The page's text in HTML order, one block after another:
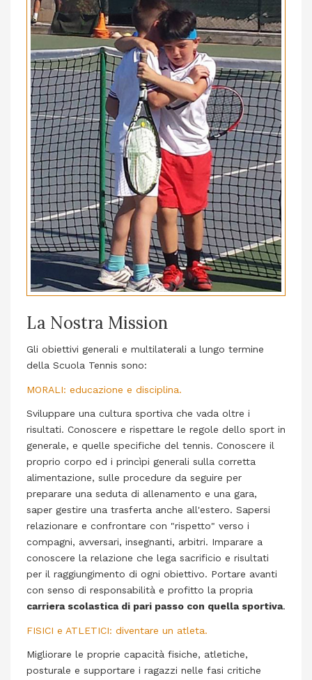
La Nostra Mission
Gli obiettivi generali e multilaterali a lungo termine
della Scuola Tennis sono:
MORALI: educazione e disciplina.
Sviluppare una cultura sportiva che vada oltre i
risultati. Conoscere e rispettare le regole dello sport in
generale, e quelle specifiche del tennis. Conoscere il
proprio corpo ed i princìpi generali sulla corretta
alimentazione, sulle procedure da seguire per
preparare una seduta di allenamento e una gara,
saper gestire una trasferta anche all'estero. Sapersi
relazionare e confrontare con "rispetto" verso i
compagni, avversari, insegnanti, arbitri. Imparare a
conoscere la relazione che lega sacrificio e risultati
per il raggiungimento di ogni obiettivo. Portare avanti
con senso di responsabilità e profitto la propria
carriera scolastica di pari passo con quella sportiva.
FISICI e ATLETICI: diventare un atleta.
Migliorare le proprie capacità fisiche, atletiche,
posturale e supportare i ragazzi nelle fasi critiche